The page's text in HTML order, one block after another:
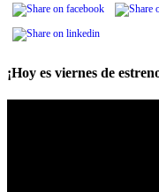
¡Hoy es viernes de